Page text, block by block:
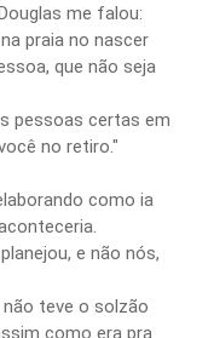
me falou:
praia no nascer
que não seja
pessoas certas em
no retiro."
como ia
e não nós,
teve o solzão
como era pra